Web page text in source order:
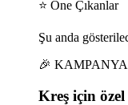
⭐ Öne Çıkanlar
Şu anda
🎉 KAMPANYA
Kreş için özel